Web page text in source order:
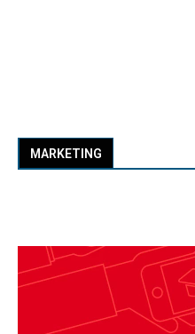
MARKETING